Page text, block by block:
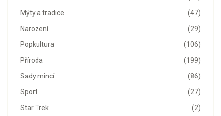
(47)
Mýty a tradice
(29)
Narození
(106)
Popkultura
(199)
Příroda
(86)
Sady mincí
(27)
Sport
(2)
Star Trek